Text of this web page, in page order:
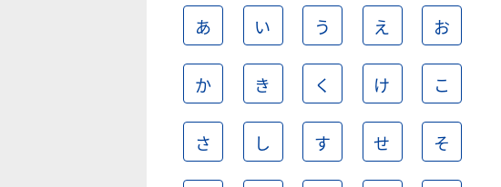
あ い う え お
か き く け こ
さ し す せ そ